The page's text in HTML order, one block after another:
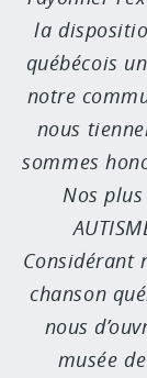
la
québécois
notre
nous
sommes
Nos
Considérant
chanson
nous
musée